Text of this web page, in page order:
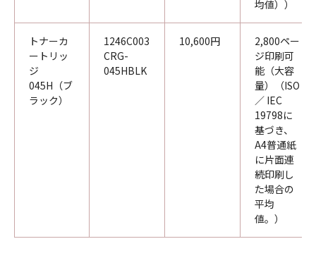
均値））
トナーカ
ートリッ
ジ
045H（ブ
ラック）
1246C003
CRG-
045HBLK
10,600円
2,800ペー
ジ印刷可
能（大容
量）（ISO
／ IEC
19798に
基づき、
A4普通紙
に片面連
続印刷し
た場合の
平均
値。）